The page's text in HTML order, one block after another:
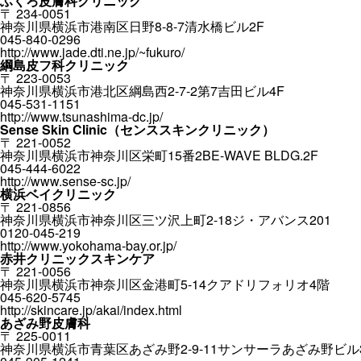
〒 234-0051
神奈川県横浜市港南区日野8-8-7清水橋ビル2F
045-840-0296
http://www.jade.dti.ne.jp/~fukuro/
綱島皮フ科クリニック
〒 223-0053
神奈川県横浜市港北区綱島西2-7-2第7吉田ビル4F
045-531-1151
http://www.tsunashima-dc.jp/
Sense Skin Clinic（センススキンクリニック）
〒 221-0052
神奈川県横浜市神奈川区栄町15番2BE-WAVE BLDG.2F
045-444-6022
http://www.sense-sc.jp/
横浜ベイクリニック
〒 221-0856
神奈川県横浜市神奈川区三ツ沢上町2-18ジ・アバンス201
0120-045-219
http://www.yokohama-bay.or.jp/
赤井クリニックスキンケア
〒 221-0056
神奈川県横浜市神奈川区金港町5-14クアドリフォリオ4階
045-620-5745
http://skincare.jp/akai/index.html
あざみ野皮膚科
〒 225-0011
神奈川県横浜市青葉区あざみ野2-9-11サンサーラあざみ野ビ